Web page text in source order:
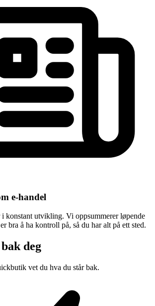
e-handel
i konstant utvikling. Vi oppsummerer løpende
bra å ha kontroll på, så du har alt på ett sted.
deg
vet du hva du står bak.